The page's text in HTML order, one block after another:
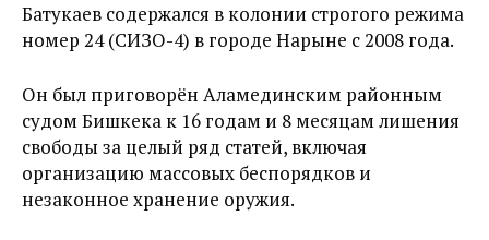
Батукаев содержался в колонии строгого режима
номер 24 (СИЗО-4) в городе Нарыне с 2008 года.
Он был приговорён Аламединским районным
судом Бишкека к 16 годам и 8 месяцам лишения
свободы за целый ряд статей, включая
организацию массовых беспорядков и
незаконное хранение оружия.